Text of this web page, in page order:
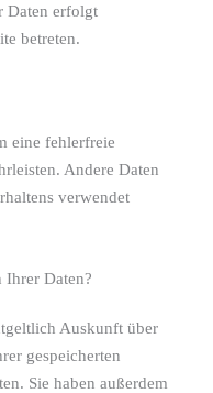
Daten erfolgt
betreten.
eine fehlerfreie
Andere Daten
verwendet
Ihrer Daten?
Auskunft über
gespeicherten
Sie haben außerdem